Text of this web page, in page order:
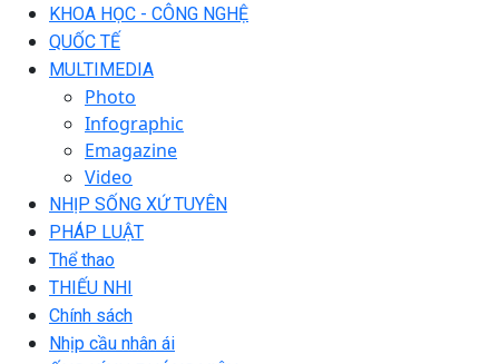
KHOA HỌC - CÔNG NGHỆ
QUỐC TẾ
MULTIMEDIA
Photo
Infographic
Emagazine
Video
NHỊP SỐNG XỨ TUYÊN
PHÁP LUẬT
Thể thao
THIẾU NHI
Chính sách
Nhịp cầu nhân ái